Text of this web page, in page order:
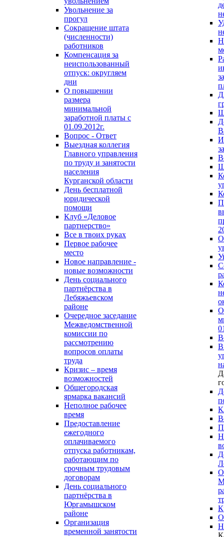
Увольнение за
прогул
Сокращение штата
(численности)
работников
Компенсация за
неиспользованный
отпуск: округляем
дни
О повышении
размера
минимальной
заработной платы с
01.09.2012г.
Вопрос - Ответ
Выездная коллегия
Главного управления
по труду и занятости
населения
Курганской области
День бесплатной
юридической
помощи
Клуб «Деловое
партнерство»
Все в твоих руках
Первое рабочее
место
Новое направление -
новые возможности
День социального
партнёрства в
Лебяжьевском
районе
Очередное заседание
Межведомственной
комиссии по
рассмотрению
вопросов оплаты
труда
Кризис – время
возможностей
Общегородская
ярмарка вакансий
Неполное рабочее
время
Предоставление
ежегодного
оплачиваемого
отпуска работникам,
работающим по
срочным трудовым
договорам
День социального
партнёрства в
Юргамышском
районе
Организация
временной занятости
О